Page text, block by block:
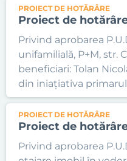
PROIECT DE HOTĂRÂRE
Proiect de
Privind aprobarea
unifamilială, P+M, str.
beneficiari: Tolan
din iniațiativa
PROIECT DE HOTĂRÂRE
Proiect de
Privind aprobarea